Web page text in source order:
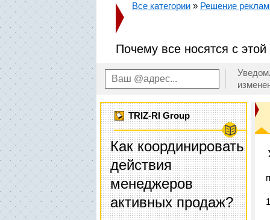
Все категории » Решение
Почему все носятся с этой
TRIZ-RI Group
Как координировать
действия
менеджеров
активных продаж?